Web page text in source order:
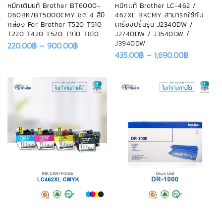
หมึกเติมแท้ Brother BT6000-
D60BK/BT5000CMY ชุด 4 สีมี
กล่อง For Brother T520 T510
T220 T420 T520 T910 T810
220.00฿ – 900.00฿
หมึกเเท้ Brother LC-462 /
462XL BKCMY สามารถใช้กับ
เครื่องปริ้นรุ่น J2340DW /
J2740DW / J3540DW /
J3940DW
435.00฿ – 1,690.00฿